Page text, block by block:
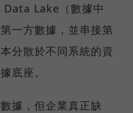
Data Lake（數據中
一方數據，並串接第
分散於不同系統的資
底座。
據，但企業真正缺